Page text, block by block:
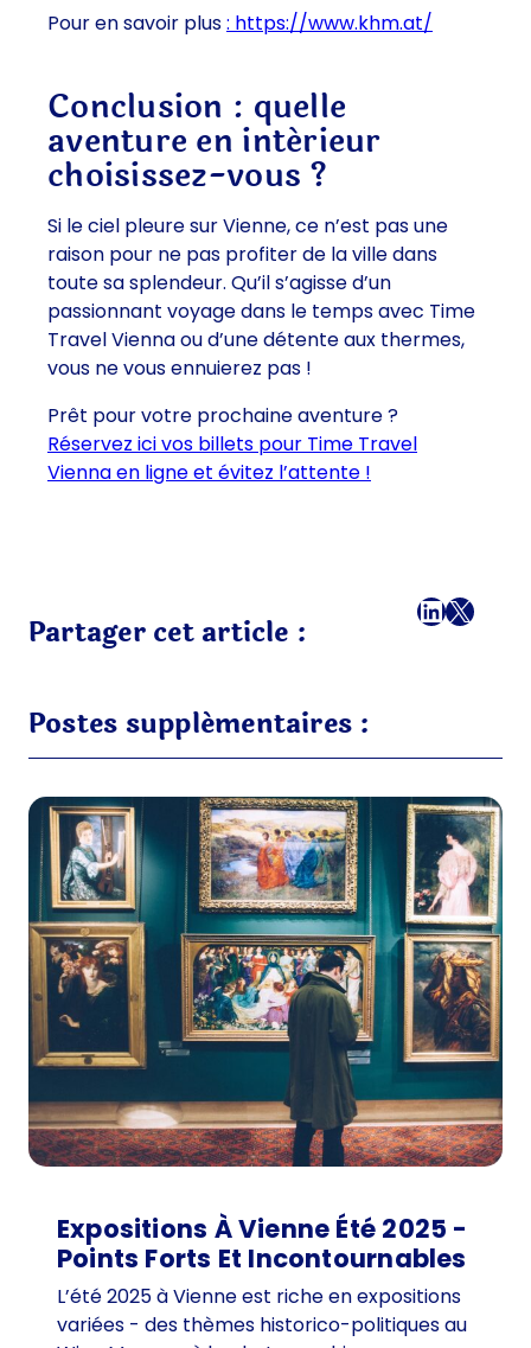
Pour en savoir plus: https://www.khm.at/
Conclusion : quelle
aventure en intérieur
choisissez-vous ?
Si le ciel pleure sur Vienne, ce n’est pas une
raison pour ne pas profiter de la ville dans
toute sa splendeur. Qu’il s’agisse d’un
passionnant voyage dans le temps avec Time
Travel Vienna ou d’une détente aux thermes,
vous ne vous ennuierez pas !
Prêt pour votre prochaine aventure ?
Réservez ici vos billets pour Time Travel
Vienna en ligne et évitez l’attente !
Partager cet article :
Facebook
LinkedIn
X E-
Postes supplémentaires :
Expositions À Vienne Été 2025 -
Points Forts Et Incontournables
L’été 2025 à Vienne est riche en expositions
variées - des thèmes historico-politiques au